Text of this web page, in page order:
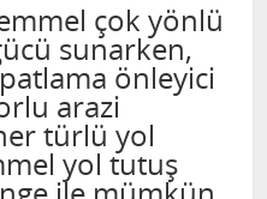
çok yönlü
sunarken,
önleyici
arazi
türlü yol
yol tutuş